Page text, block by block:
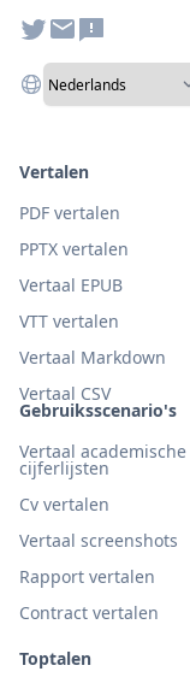
Gebruiksscenario's
Vertaal academische
cijferlijsten
Cv vertalen
Vertaal screenshots
Rapport vertalen
Contract vertalen
Toptalen
Vertalen
PDF vertalen
PPTX vertalen
Vertaal EPUB
VTT vertalen
Vertaal Markdown
Vertaal CSV